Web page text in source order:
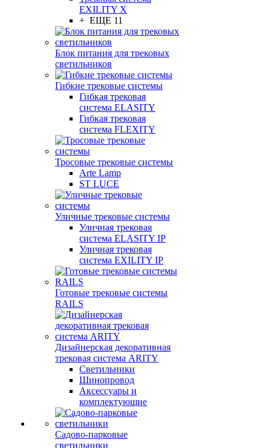
EXILITY X
+ ЕЩЕ 11
Блок питания для трековых
светильников
Гибкие трековые системы
Гибкая трековая
система ELASITY
Гибкая трековая
система FLEXITY
Тросовые трековые системы
Arte Lamp
ST LUCE
Уличные трековые системы
Уличная трековая
система ELASITY IP
Уличная трековая
система EXILITY IP
Готовые трековые системы
RAILS
Дизайнерская декоративная
трековая система ARITY
Светильники
Шинопровод
Аксессуары и
комплектующие
Садово-парковые
светильники